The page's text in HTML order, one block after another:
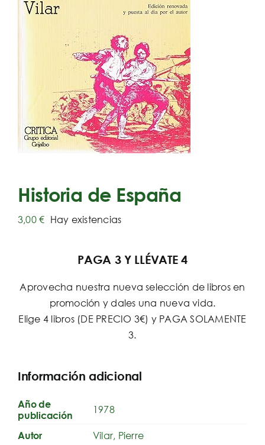
Historia de España
3,00€ Hay existencias
PAGA 3 Y LLÉVATE 4
Aprovecha nuestra nueva selección de libros en
promoción y dales una nueva vida.
Elige 4 libros (DE PRECIO 3€) y PAGA SOLAMENTE
3.
Información adicional
Año de
publicación
1978
Autor Vilar, Pierre